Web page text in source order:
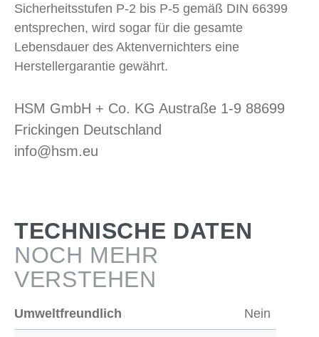
Sicherheitsstufen P-2 bis P-5 gemäß DIN 66399
entsprechen, wird sogar für die gesamte
Lebensdauer des Aktenvernichters eine
Herstellergarantie gewährt.
HSM GmbH + Co. KG Austraße 1-9 88699
Frickingen Deutschland
info@hsm.eu
TECHNISCHE DATEN
NOCH MEHR
VERSTEHEN
Umweltfreundlich Nein